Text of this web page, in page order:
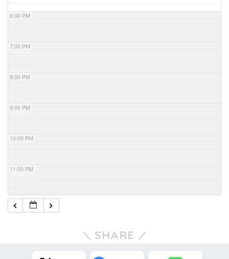
6:00 PM
7:00 PM
8:00 PM
9:00 PM
10:00 PM
11:00 PM
SHARE